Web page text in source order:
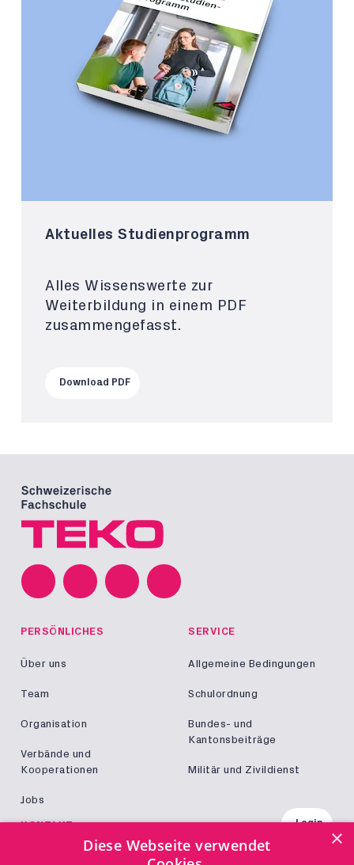
Aktuelles Studienprogramm
Alles Wissenswerte zur
Weiterbildung in einem PDF
zusammengefasst.
Download PDF
PERSÖNLICHES
Über uns
Team
Organisation
Verbände und
Kooperationen
Jobs
SERVICE
Allgemeine Bedingungen
Schulordnung
Bundes- und
Kantonsbeiträge
Militär und Zivildienst
KONTAKT Login
×
Diese Webseite verwendet